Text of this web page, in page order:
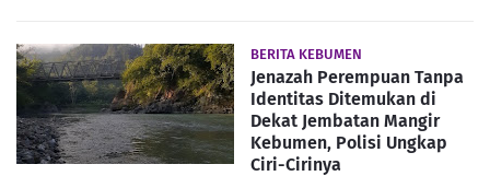
BERITA KEBUMEN
Jenazah Perempuan Tanpa
Identitas Ditemukan di
Dekat Jembatan Mangir
Kebumen, Polisi Ungkap
Ciri-Cirinya